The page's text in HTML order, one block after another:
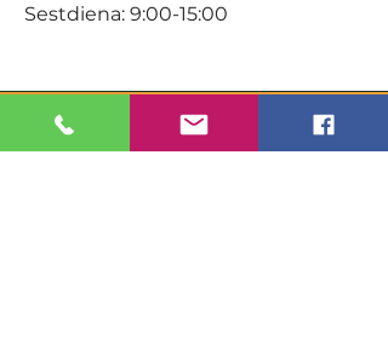
Sestdiena: 9:00-15:00
KONTAKTI